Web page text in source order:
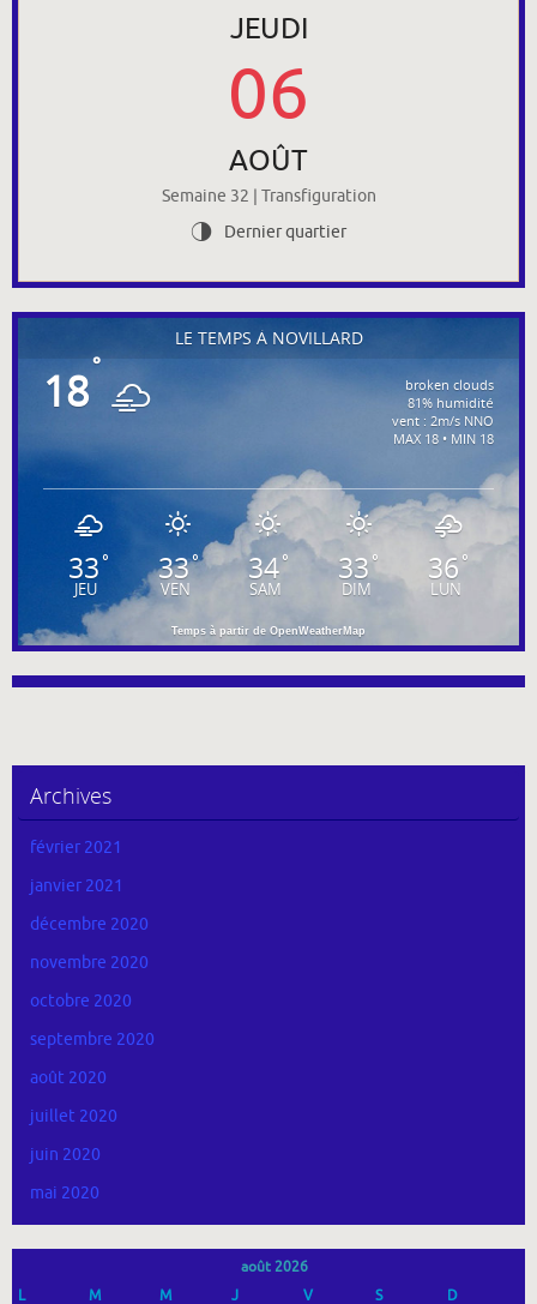
JEUDI
06
AOÛT
Semaine 32 | Transfiguration
T Dernier quartier
LE TEMPS À NOVILLARD
18°
broken clouds
81% humidité
vent : 2m/s NNO
MAX 18 • MIN 18
33°
JEU
33°
VEN
34°
SAM
33°
DIM
36°
LUN
Temps à partir de OpenWeatherMap
Archives
février 2021
janvier 2021
décembre 2020
novembre 2020
octobre 2020
septembre 2020
août 2020
juillet 2020
juin 2020
mai 2020
août 2026
L
M M J V S D